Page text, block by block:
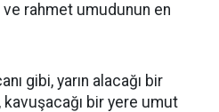
ve rahmet umudunun en
gibi, yarın alacağı bir
kavuşacağı bir yere umut